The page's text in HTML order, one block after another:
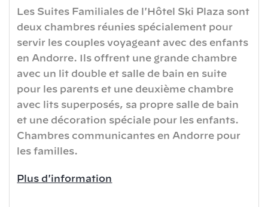
Les Suites Familiales de l'Hôtel Ski Plaza sont
deux chambres réunies spécialement pour
servir les couples voyageant avec des enfants
en Andorre. Ils offrent une grande chambre
avec un lit double et salle de bain en suite
pour les parents et une deuxième chambre
avec lits superposés, sa propre salle de bain
et une décoration spéciale pour les enfants.
Chambres communicantes en Andorre pour
les familles.
Plus d'information